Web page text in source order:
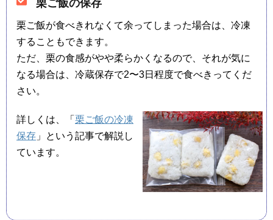
栗ご飯の保存
栗ご飯が食べきれなくて余ってしまった場合は、冷凍
することもできます。
ただ、栗の食感がやや柔らかくなるので、それが気に
なる場合は、冷蔵保存で2〜3日程度で食べきってくだ
さい。
詳しくは、「 栗ご飯の冷凍
保存 」という記事で解説し
ています。